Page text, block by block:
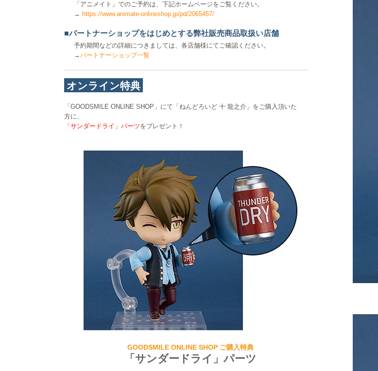
「アニメイト」でのご予約は、下記ホームページをご覧ください。
→ https://www.animate-onlineshop.jp/pd/2065457/
■パートナーショップをはじめとする弊社販売商品取扱い店舗
予約期間などの詳細につきましては、各店舗様にてご確認ください。
→パートナーショップ一覧
オンライン特典
「GOODSMILE ONLINE SHOP」にて「ねんどろいど 十 龍之介」をご購入頂いた
方に、
「サンダードライ」パーツをプレゼント！
GOODSMILE ONLINE SHOP ご購入特典
「サンダードライ」パーツ